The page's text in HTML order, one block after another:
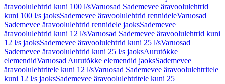
äravoolulehtrid kuni 100 l/sVaruosad Sademevee äravoolulehtrid
kuni 100 l/s jaoksSademevee äravoolulehtrid rennideleVaruosad
Sademevee äravoolulehtrid rennidele jaoksSademevee
äravoolulehtrid kuni 12 l/sVaruosad Sademevee äravoolulehtrid kuni
12 l/s jaoksSademevee äravoolulehtrid kuni 25 l/sVaruosad
Sademevee äravoolulehtrid kuni 25 l/s jaoksAurutõkke
elemendidVaruosad Aurutõkke elemendid jaoksSademevee
äravoolulehtritele kuni 12 l/sVaruosad Sademevee äravoolulehtritele
kuni 12 l/s jaoksSademevee äravoolulehtritele kuni 25